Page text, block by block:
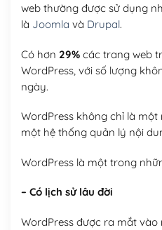
web thường được sử dụng
là Joomla và Drupal.
Có hơn 29%các trang web
WordPress, với số lượng
ngày.
WordPress không chỉ là
một hệ thống quản lý nội
WordPress là một trong
– Có lịch sử lâu đời
WordPress được ra mắt vào